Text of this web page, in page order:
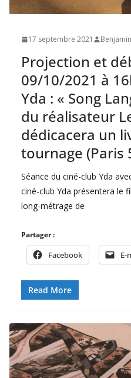
17 septembre 2021 Benjamin
Projection et
09/10/2021 à
Yda : « Song
du réalisateur
dédicacera un
tournage (Paris
Séance du ciné-club Yda
ciné-club Yda présentera le
long-métrage de
Partager :
Facebook E-
Read More